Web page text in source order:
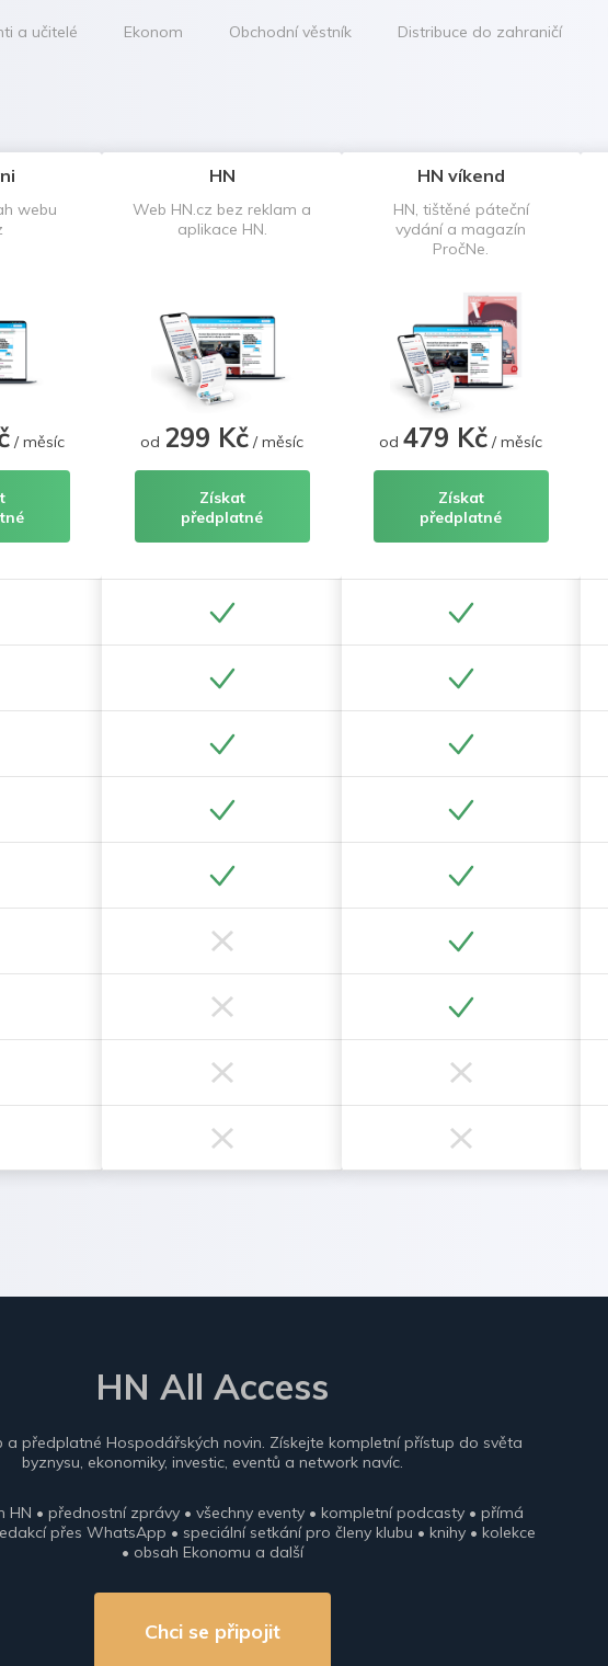
a učitelé Ekonom Obchodní věstník Distribuce do zahraničí
webu
/ měsíc
HN
Web HN.cz bez reklam a
aplikace HN.
od 299 Kč / měsíc
Získat
předplatné
HN víkend
HN, tištěné páteční
vydání a magazín
PročNe.
od479 Kč / měsíc
Získat
předplatné
HN All Access
a předplatné Hospodářských novin. Získejte kompletní přístup do světa
byznysu, ekonomiky, investic, eventů a network navíc.
HN • přednostní zprávy • všechny eventy • kompletní podcasty • přímá
přes WhatsApp • speciální setkání pro členy klubu • knihy • kolekce
• obsah Ekonomu a další
Chci se připojit